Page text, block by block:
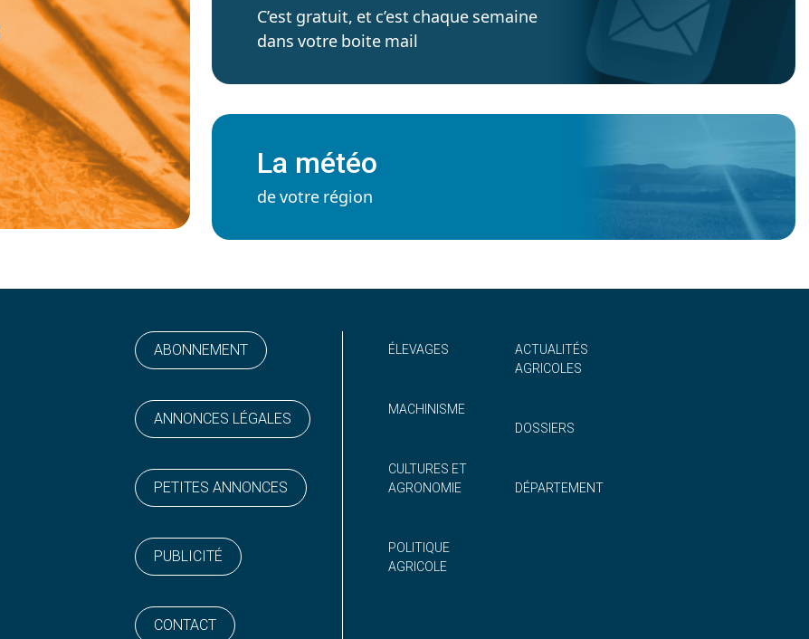
C’est gratuit, et c’est chaque semaine
dans votre boite mail
La météo
de votre région
ABONNEMENT
ANNONCES LÉGALES
PETITES ANNONCES
PUBLICITÉ
CONTACT
ÉLEVAGES
MACHINISME
CULTURES ET
AGRONOMIE
POLITIQUE
AGRICOLE
ACTUALITÉS
AGRICOLES
DOSSIERS
DÉPARTEMENT